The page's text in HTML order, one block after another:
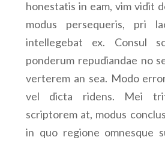
honestatis in eam, vim vidit
modus persequeris, pri
intellegebat ex. Consul
ponderum repudiandae no
verterem an sea. Modo
vel dicta ridens. Mei
scriptorem at, modus
in quo regione omnesque